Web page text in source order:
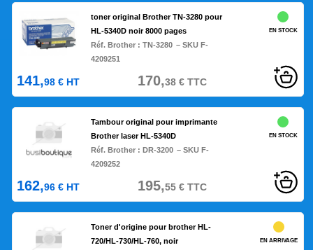
toner original Brother TN-3280 pour
HL-5340D noir 8000 pages
Réf. Brother :TN-3280 – SKU F-
4209251
EN STOCK
141,98 € HT 170,38€TTC
Tambour original pour imprimante
Brother laser HL-5340D
Réf. Brother :DR-3200 – SKU F-
4209252
EN STOCK
162,96 € HT 195,55€TTC
Toner d'origine pour brother HL-
720/HL-730/HL-760, noir
EN ARRIVAGE